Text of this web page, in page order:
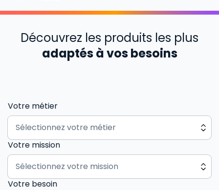
Découvrez les produits les plus
adaptés à vos besoins
Votre métier
Votre mission
Votre besoin